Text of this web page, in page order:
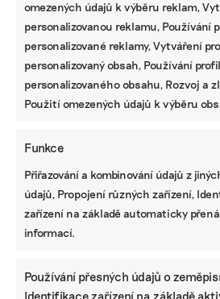
omezených údajů k výběru reklam,
personalizovanou reklamu, Používání
personalizované reklamy, Vytváření
personalizovaný obsah, Používání
personalizovaného obsahu, Rozvoj a
Použití omezených údajů k výběru
Funkce
Přiřazování a kombinování údajů z
údajů, Propojení různých zařízení,
zařízení na základě automaticky
informací.
Používání přesných údajů o
Identifikace zařízení na základě